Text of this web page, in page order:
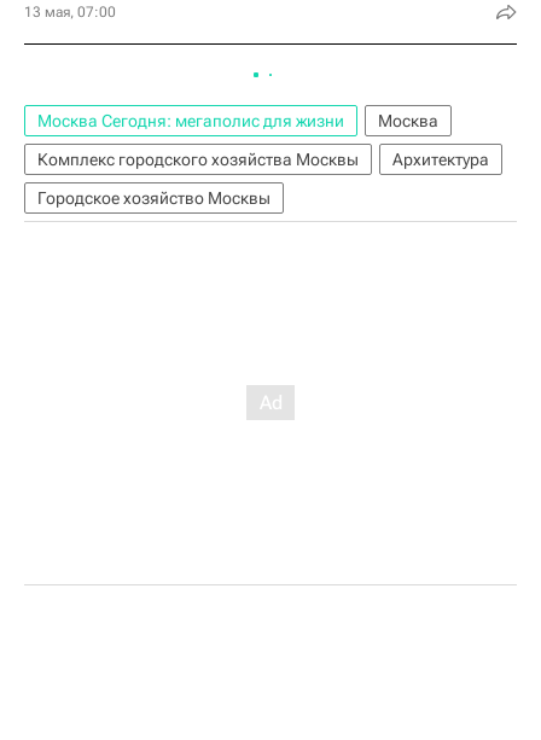
13 мая, 07:00
Москва Сегодня: мегаполис для жизни
Москва
Комплекс городского хозяйства Москвы
Архитектура
Городское хозяйство Москвы